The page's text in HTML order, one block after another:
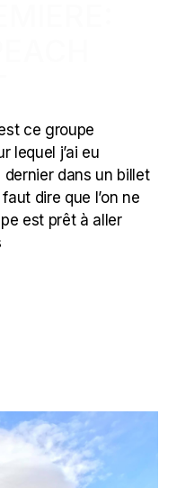
ce groupe
lequel j’ai eu
dernier dans un billet
dire que l’on ne
est prêt à aller